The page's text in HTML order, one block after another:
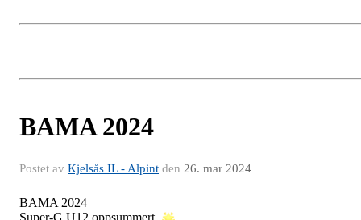
BAMA 2024
Postet av Kjelsås IL - Alpint den 26. mar 2024
BAMA 2024
Super-G U12 oppsummert